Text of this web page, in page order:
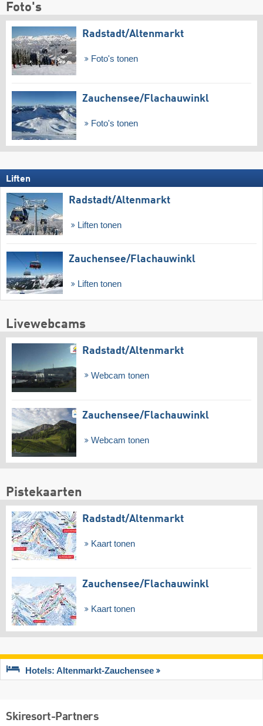
Foto's
Radstadt/​Altenmarkt
Foto's tonen
Zauchensee/​Flachauwinkl
Foto's tonen
Liften
Radstadt/​Altenmarkt
Liften tonen
Zauchensee/​Flachauwinkl
Liften tonen
Livewebcams
Radstadt/​Altenmarkt
Webcam tonen
Zauchensee/​Flachauwinkl
Webcam tonen
Pistekaarten
Radstadt/​Altenmarkt
Kaart tonen
Zauchensee/​Flachauwinkl
Kaart tonen
Hotels: Altenmarkt-Zauchensee
Skiresort-Partners